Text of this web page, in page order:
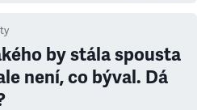
by stála spousta
není, co býval. Dá